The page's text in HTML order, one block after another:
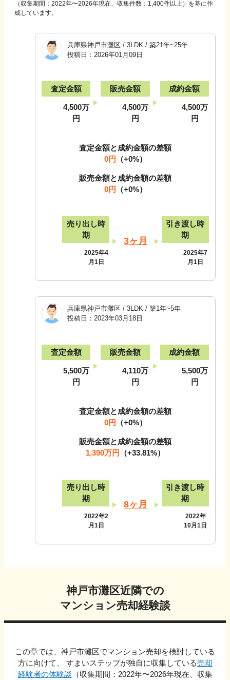
（収集期間：2022年〜2026年現在、収集件数： 1,400件以上）を基に作
成しています。
兵庫県神戸市灘区 / 3LDK / 築21年~25年
投稿日： 2026年01月09日
査定金額
4,500万
円
販売金額
4,500万
円
成約金額
4,500万
円
査定金額と成約金額の差額
0円 （+0%）
販売金額と成約金額の差額
0円 （+0%）
売り出し時
期
2025年4
月1日
3ヶ月
引き渡し時
期
2025年7
月1日
兵庫県神戸市灘区 / 3LDK / 築1年~5年
投稿日： 2023年03月18日
査定金額
5,500万
円
販売金額
4,110万
円
成約金額
5,500万
円
査定金額と成約金額の差額
0円 （+0%）
販売金額と成約金額の差額
1,390万円
（+33.81%）
売り出し時
期
2022年2
月1日
8ヶ月
引き渡し時
期
2022年
10月1日
神戸市灘区近隣での
マンション売却経験談
この章では、 神戸市灘区でマンション売却を検討している
方に向けて、 すまいステップが独自に収集している売却
経験者の体験談 （収集期間：2022年〜2026年現在、収集